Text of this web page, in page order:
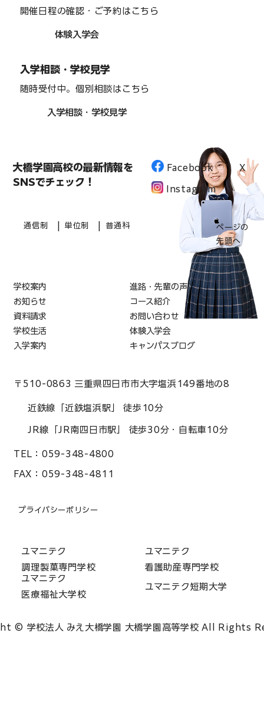
開催日程の確認・ご予約はこちら
体験入学会
入学相談・学校見学
随時受付中。個別相談はこちら
入学相談・学校見学
大橋学園高校の最新情報を
SNSでチェック！
Facebook
Instagram
X
通信制 単位制 普通科
ページの
先頭へ
〒510-0863 三重県四日市市大字塩浜149番地の8
近鉄線「近鉄塩浜駅」 徒歩10分
JR線「JR南四日市駅」 徒歩30分・自転車10分
TEL： 059-348-4800
FAX： 059-348-4811
プライバシーポリシー
学校案内
進路・先輩の声
お知らせ
コース紹介
資料請求
お問い合わせ
学校生活
体験入学会
入学案内
キャンパスブログ
ユマニテク
調理製菓専門学校
ユマニテク
看護助産専門学校
ユマニテク
医療福祉大学校
ユマニテク短期大学
© 学校法人 みえ大橋学園 大橋学園高等学校 All Rights